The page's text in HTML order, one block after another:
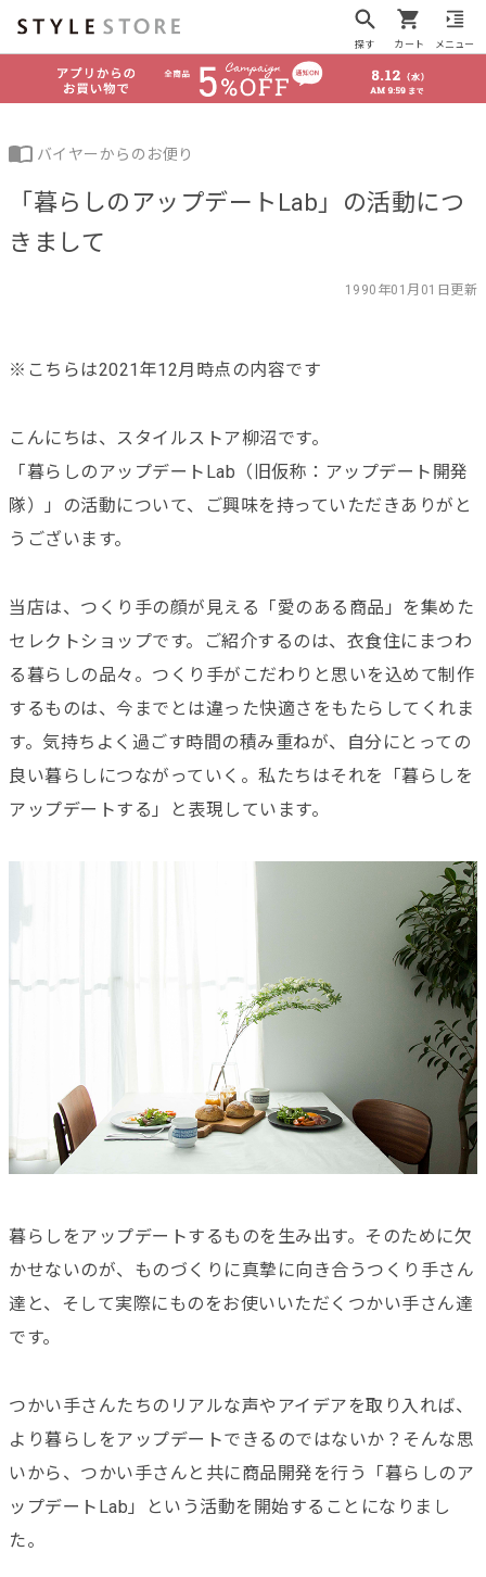
探す カート メニュー
バイヤーからのお便り
「暮らしのアップデートLab」の活動につ
きまして
1990年01月01日更新
※こちらは2021年12月時点の内容です
こんにちは、スタイルストア柳沼です。
「暮らしのアップデートLab（旧仮称：アップデート開発
隊）」の活動について、ご興味を持っていただきありがと
うございます。
当店は、つくり手の顔が見える「愛のある商品」を集めた
セレクトショップです。ご紹介するのは、衣食住にまつわ
る暮らしの品々。つくり手がこだわりと思いを込めて制作
するものは、今までとは違った快適さをもたらしてくれま
す。気持ちよく過ごす時間の積み重ねが、自分にとっての
良い暮らしにつながっていく。私たちはそれを「暮らしを
アップデートする」と表現しています。
暮らしをアップデートするものを生み出す。そのために欠
かせないのが、ものづくりに真摯に向き合うつくり手さん
達と、そして実際にものをお使いいただくつかい手さん達
です。
つかい手さんたちのリアルな声やアイデアを取り入れば、
より暮らしをアップデートできるのではないか？そんな思
いから、つかい手さんと共に商品開発を行う「暮らしのア
ップデートLab」という活動を開始することになりまし
た。